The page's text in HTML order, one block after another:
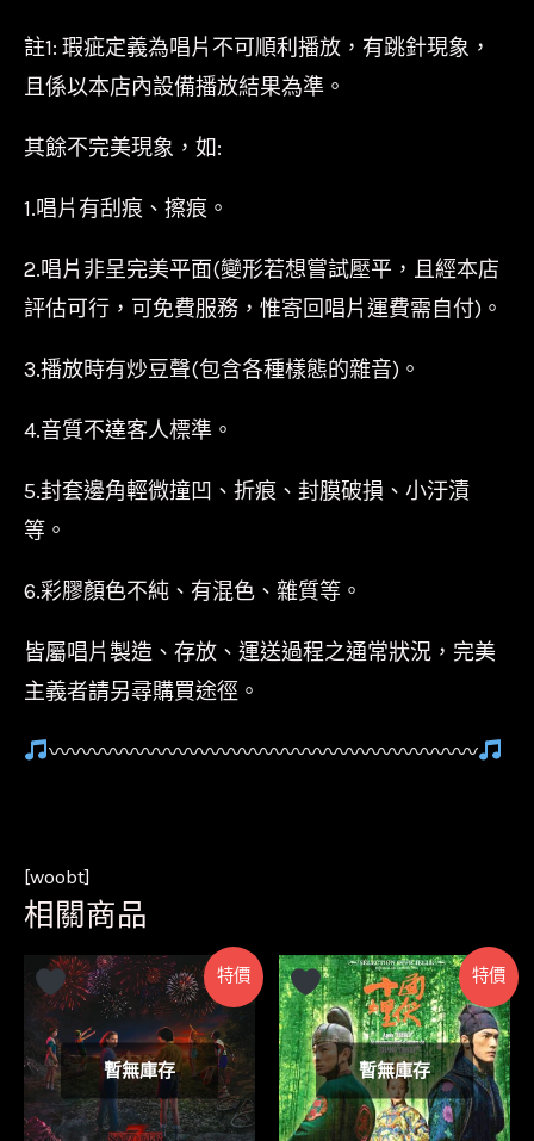
註1: 瑕疵定義為唱片不可順利播放，有跳針現象，
且係以本店內設備播放結果為準。
其餘不完美現象，如:
1.唱片有刮痕、擦痕。
2.唱片非呈完美平面(變形若想嘗試壓平，且經本店
評估可行，可免費服務，惟寄回唱片運費需自付)。
3.播放時有炒豆聲(包含各種樣態的雜音)。
4.音質不達客人標準。
5.封套邊角輕微撞凹、折痕、封膜破損、小汙漬
等。
6.彩膠顏色不純、有混色、雜質等。
皆屬唱片製造、存放、運送過程之通常狀況，完美
主義者請另尋購買途徑。
〰〰〰〰〰〰〰〰〰〰〰〰〰〰〰〰〰〰〰〰
[woobt]
相關商品
特價
暫無庫存
特價
暫無庫存